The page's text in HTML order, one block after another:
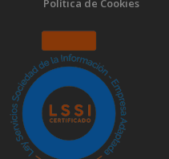
Política de Cookies